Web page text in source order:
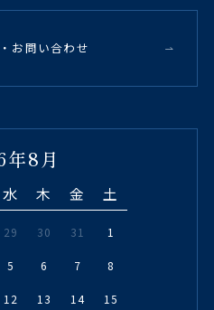
お問い合わせ
年8月
水 木 金 土
29 30 31 1
5 6 7 8
12 13 14 15